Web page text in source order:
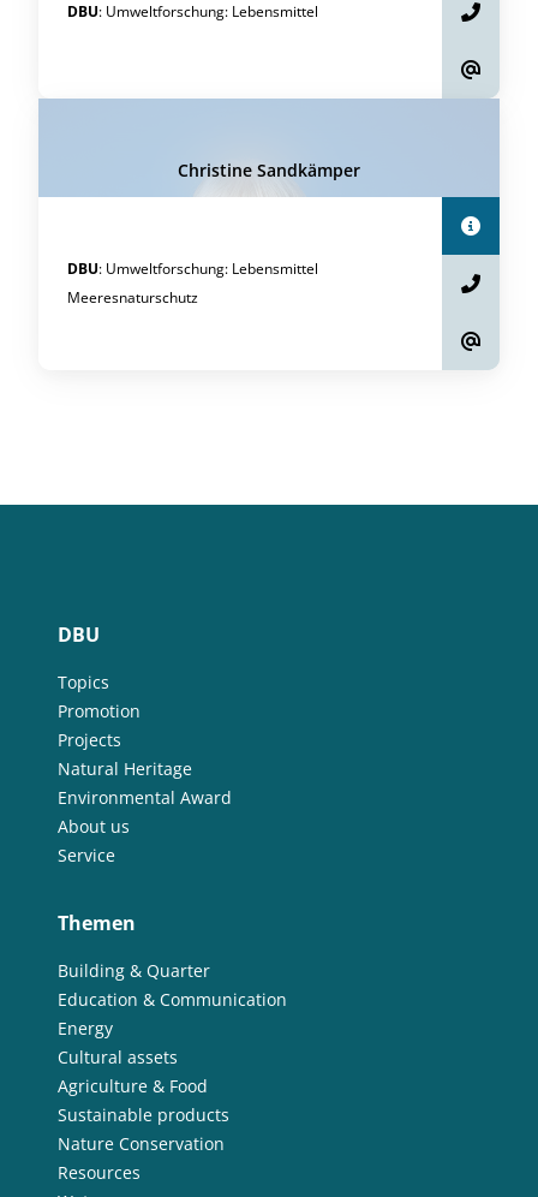
DBU: Umweltforschung: Lebensmittel
Christine Sandkämper
DBU: Umweltforschung: Lebensmittel
Meeresnaturschutz
DBU
Topics
Promotion
Projects
Natural Heritage
Environmental Award
About us
Service
Themen
Building & Quarter
Education & Communication
Energy
Cultural assets
Agriculture & Food
Sustainable products
Nature Conservation
Resources